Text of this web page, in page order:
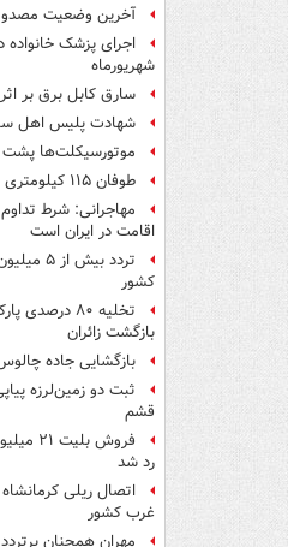
آخرین وضعیت
شهریورماه
سارق کابل برق بر
شهادت پلیس اهل
موتورسیکلت‌ها پشت
طوفان ۱۱۵ کیلومتری در سیستان
مهاجرانی: شرط تداوم
اقامت در ایران است
تردد
کشور
تخلیه ۸۰
بازگشت زائران
بازگشایی جاده
ثبت دو زمین‌لرزه
قشم
فروش
رد شد
اتصال ریلی
غرب کشور
مهران همچنان